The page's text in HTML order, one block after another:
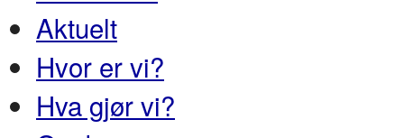
Aktuelt
Hvor er vi?
Hva gjør vi?